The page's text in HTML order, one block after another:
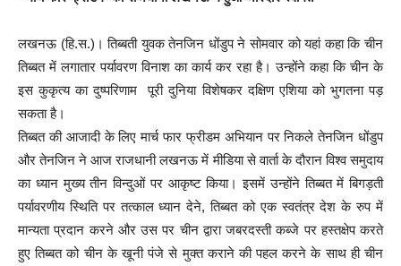
लखनऊ (हि.स.)। तिब्बती युवक तेनजिन धोंडुप ने सोमवार को यहां कहा कि चीन
तिब्बत में लगातार पर्यावरण विनाश का कार्य कर रहा है। उन्होंने कहा कि चीन के
इस कुकृत्य का दुष्परिणाम पूरी दुनिया विशेषकर दक्षिण एशिया को भुगतना पड़
सकता है।
तिब्बत की आजादी के लिए मार्च फार फ्रीडम अभियान पर निकले तेनजिन धोंडुप
और तेनजिन ने आज राजधानी लखनऊ में मीडिया से वार्ता के दौरान विश्व समुदाय
का ध्यान मुख्य तीन विन्दुओं पर आकृष्ट किया। इसमें उन्होंने तिब्बत में बिगड़ती
पर्यावरणीय स्थिति पर तत्काल ध्यान देने, तिब्बत को एक स्वतंत्र देश के रुप में
मान्यता प्रदान करने और उस पर चीन द्वारा जबरदस्ती कब्जे पर हस्तक्षेप करते
हुए तिब्बत को चीन के खूनी पंजे से मुक्त कराने की पहल करने के साथ ही चीन